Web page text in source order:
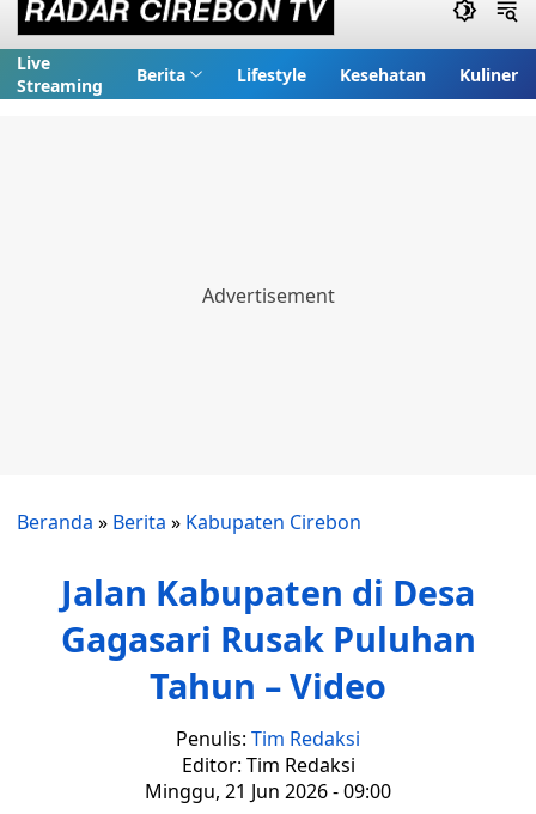
Live
Streaming
Berita Lifestyle Kesehatan Kuliner
Beranda » Berita » Kabupaten Cirebon
Jalan Kabupaten di Desa
Gagasari Rusak Puluhan
Tahun – Video
Penulis: Tim Redaksi
Editor: Tim Redaksi
Minggu, 21 Jun 2026 - 09:00